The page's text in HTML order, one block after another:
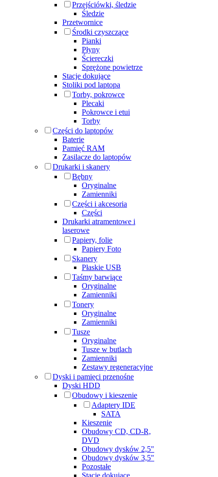
Przejściówki, śledzie
Śledzie
Przetwornice
Środki czyszczące
Pianki
Płyny
Ściereczki
Sprężone powietrze
Stacje dokujące
Stoliki pod laptopa
Torby, pokrowce
Plecaki
Pokrowce i etui
Torby
Części do laptopów
Baterie
Pamięć RAM
Zasilacze do laptopów
Drukarki i skanery
Bębny
Oryginalne
Zamienniki
Części i akcesoria
Części
Drukarki atramentowe i
laserowe
Papiery, folie
Papiery Foto
Skanery
Płaskie USB
Taśmy barwiące
Oryginalne
Zamienniki
Tonery
Oryginalne
Zamienniki
Tusze
Oryginalne
Tusze w butlach
Zamienniki
Zestawy regeneracyjne
Dyski i pamięci przenośne
Dyski HDD
Obudowy i kieszenie
Adaptery IDE
SATA
Kieszenie
Obudowy CD, CD-R,
DVD
Obudowy dysków 2,5"
Obudowy dysków 3,5"
Pozostałe
Stacje dokujące